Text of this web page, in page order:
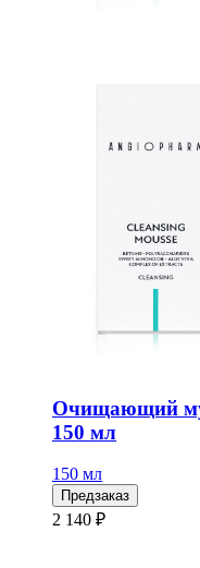
Очищающий
150 мл
150 мл
Предзаказ
2 140 ₽